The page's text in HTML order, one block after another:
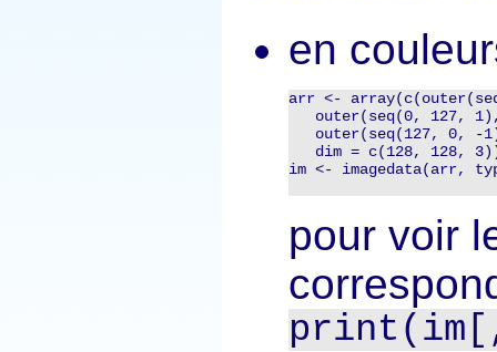
en
arr <-
outer(seq(0, 127,
outer(seq(127, 0, -
dim = c(128, 128,
im <- imagedata(arr,
pour voir